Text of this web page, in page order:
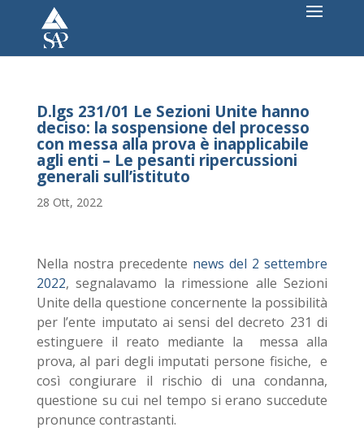
D.lgs 231/01 Le Sezioni Unite hanno
deciso: la sospensione del processo
con messa alla prova è inapplicabile
agli enti – Le pesanti ripercussioni
generali sull’istituto
28 Ott, 2022
Nella nostra precedente news del 2 settembre
2022, segnalavamo la rimessione alle Sezioni
Unite della questione concernente la possibilità
per l’ente imputato ai sensi del decreto 231 di
estinguere il reato mediante la messa alla
prova, al pari degli imputati persone fisiche, e
così congiurare il rischio di una condanna,
questione su cui nel tempo si erano succedute
pronunce contrastanti.